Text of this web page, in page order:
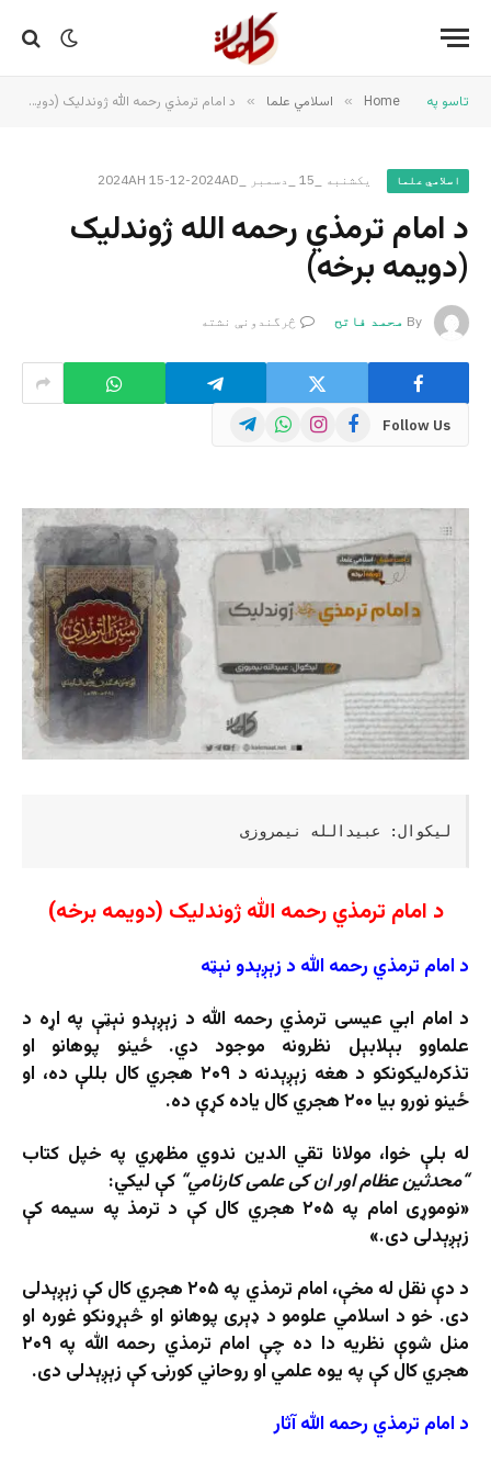
تاسو په Home
» اسلامي علما » د امام ترمذي رحمه الله ژوندلیک (دویمه برخه)
اسلامي علما یکشنبه _15 _دسمبر _2024AH 15-12-2024AD
د امام ترمذي رحمه الله ژوندلیک
(دویمه برخه)
By محمد فاتح څرگندونې نشته
Follow Us
Facebook
Instagram
WhatsApp
Telegram
لیکوال: عبیدالله نیمروزی
د امام ترمذي رحمه الله ژوندلیک (دویمه برخه)
د امام ترمذي رحمه الله د زېږېدو نېټه
د امام ابي عیسی ترمذي رحمه الله د زېږېدو نېټې په اړه د
علماوو بېلابېل نظرونه موجود دي. ځینو پوهانو او
تذکره‌لیکونکو د هغه زېږېدنه د ۲۰۹ هجري کال بللې ده، او
ځینو نورو بیا ۲۰۰ هجري کال یاده کړې ده.
له بلې خوا، مولانا تقي الدین ندوي مظهري په خپل کتاب
“محدثین عظام اور ان کی علمی کارنامي“ کې لیکي:
«نوموړی امام په ۲۰۵ هجري کال کې د ترمذ په سیمه کې
زېږېدلی دی.»
د دې نقل له مخې، امام ترمذي په ۲۰۵ هجري کال کې زېږېدلی
دی. خو د اسلامي علومو د ډېری پوهانو او څېړونکو غوره او
منل شوې نظریه دا ده چې امام ترمذي رحمه الله په ۲۰۹
هجري کال کې په یوه علمي او روحاني کورنۍ کې زېږېدلی دی.
د امام ترمذي رحمه الله آثار